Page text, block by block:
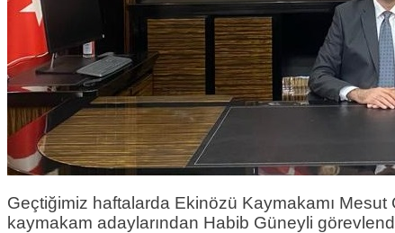
Geçtiğimiz haftalarda Ekinözü Kaymakamı Mesut
kaymakam adaylarından Habib Güneyli